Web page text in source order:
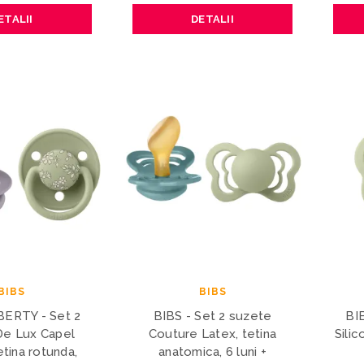
DETALII
- Set 2
Lux Capel
rotunda,
BIBS
BIBS - Set 2 suzete
Couture Latex, tetina
anatomica, 6 luni +